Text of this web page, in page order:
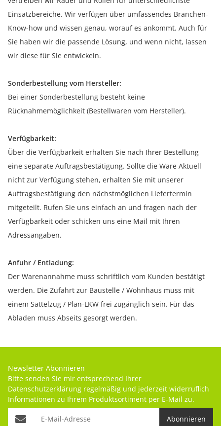
Einsatzbereiche. Wir verfügen über umfassendes Branchen-
Know-how und wissen genau, worauf es ankommt. Auch für
Sie haben wir die passende Lösung, und wenn nicht, lassen
wir diese für Sie entwickeln.
Sonderbestellung vom Hersteller:
Bei einer Sonderbestellung besteht keine
Rücknahmemöglichkeit (Bestellwaren vom Hersteller).
Verfügbarkeit:
Über die Verfügbarkeit erhalten Sie nach Ihrer Bestellung
eine separate Auftragsbestätigung. Sollte die Ware Aktuell
nicht zur Verfügung stehen, erhalten Sie mit unserer
Auftragsbestätigung den nächstmöglichen Liefertermin
mitgeteilt. Rufen Sie uns einfach an und fragen nach der
Verfügbarkeit oder schicken uns eine Mail mit Ihren
Adressangaben.
Anfuhr / Entladung:
Der Warenannahme muss schriftlich vom Kunden bestätigt
werden. Die Zufahrt zur Baustelle / Wohnhaus muss mit
einem Sattelzug / Plan-LKW frei zugänglich sein. Für das
Abladen muss Abseits gesorgt werden.
Newsletter Abonnieren
Bitte senden Sie mir entsprechend Ihrer
Datenschutzerklärung regelmäßig und jederzeit widerruflich
Informationen zu Ihrem Produktsortiment per E-Mail zu.
Abonnieren